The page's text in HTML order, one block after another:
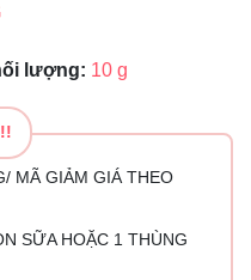
lượng: 10 g
MÃ GIẢM GIÁ THEO
SỮA HOẶC 1 THÙNG